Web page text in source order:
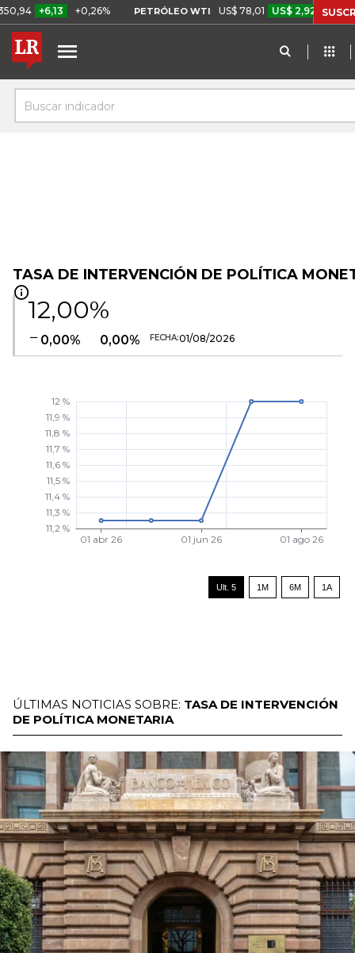
+6,13 +0,26% PETRÓLEO WTI US$ 78,01 US$ 2,92 +3,89%
Buscar indicador
TASA DE INTERVENCIÓN DE POLÍTICA
12,00%
0,00% 0,00% FECHA:01/08/2026
Ult. 5 1M 6M 1A
ÚLTIMAS NOTICIAS SOBRE: TASA DE INTERVENCIÓN
DE POLÍTICA MONETARIA